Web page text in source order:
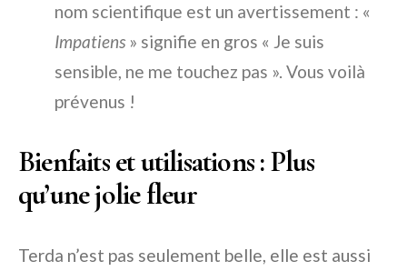
nom scientifique est un avertissement : «
Impatiens » signifie en gros « Je suis
sensible, ne me touchez pas ». Vous voilà
prévenus !
Bienfaits et utilisations : Plus
qu’une jolie fleur
Terda n’est pas seulement belle, elle est aussi